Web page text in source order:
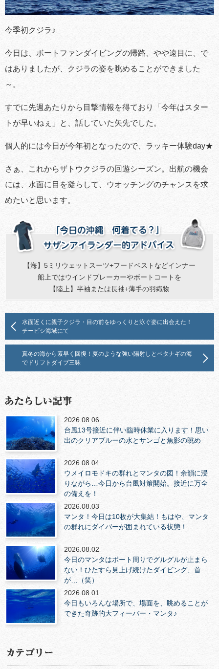
今季初クジラ♪
今日は、ボートファンダイビングの帰路、やや遠目に、で
はありましたが、クジラの姿を眺めることができました
～。
すでに先週あたりから目撃情報を得ており「今年はスター
トが早いねぇ」と、話していた矢先でした。
個人的には今日が今年初となったので、ラッキー体験day★
さぁ、これからザトウクジラの回遊シーズン。出航の機会
には、水面に目を凝らして、ウオッチングのチャンスを求
めたいと思います。
【海】5ミリウェットスーツ+フードベストなどインナー
船上ではウインドブレーカーやボートコートを
【陸上】半袖または長袖+薄手の羽織物
水面近くに親子クジラ・目の前をゆっくりと泳ぐ姿に出会えた！
チービシ海域にて
真冬の海から素早く回復！夏のような強い陽射しとベタナギの海
でドリフトダイブ三昧
2026.08.06
台風13号接近に伴い臨時休業に入ります！思い
出のクリアブルーの水とサンゴと魚影の眺め
2026.08.04
ウメイロモドキの群れとマンタの図！余韻に浸
りながら…今日から台風対策開始。接近に万全
の備えを！
2026.08.03
マンタ！今日は10枚が大集結！もはや、マンタ
の群れにダイバーが囲まれている状態！
2026.08.02
今日のマンタはボート周りでグルグルが止まら
ない！ひたすら見上げ続けたダイビング、首
が…（笑）
2026.08.01
今日もいろんな場所で、場面を、眺めることが
できた奇跡的大フィーバー・マンタ♪